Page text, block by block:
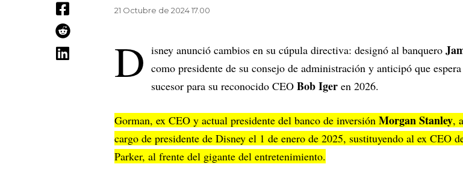
21 Octubre de 2024 17.00
D isney anunció cambios en su cúpula directiva: designó al banquero
como presidente de su consejo de administración y anticipó que
sucesor para su reconocido CEO Bob Iger en 2026.
Gorman, ex CEO y actual presidente del banco de inversión Morgan Stanley,
cargo de presidente de Disney el 1 de enero de 2025, sustituyendo al ex CEO
Parker, al frente del gigante del entretenimiento.